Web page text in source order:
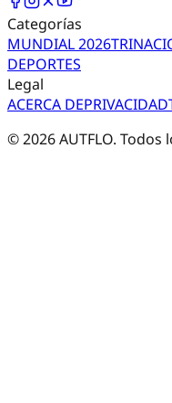
Categorías
MUNDIAL 2026TRI
DEPORTES
Legal
ACERCA DEPRIVACIDAD
©2026AUTFLO.